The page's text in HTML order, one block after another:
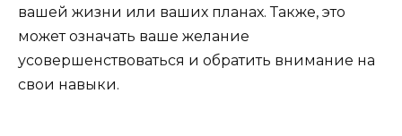
вашей жизни или ваших планах. Также, это
может означать ваше желание
усовершенствоваться и обратить внимание на
свои навыки.